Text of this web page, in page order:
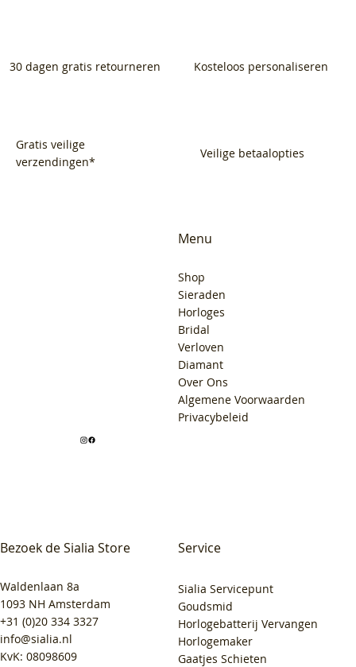
30 dagen gratis retourneren Kosteloos personaliseren
Gratis veilige
verzendingen*
Veilige betaalopties
Bezoek de Sialia Store
Waldenlaan 8a
1093 NH Amsterdam
+31 (0)20 334 3327
info@sialia.nl
KvK: 08098609
Menu
Shop
Sieraden
Horloges
Bridal
Verloven
Diamant
Over Ons
Algemene Voorwaarden
Privacybeleid
Service
Sialia Servicepunt
Goudsmid
Horlogebatterij Vervangen
Horlogemaker
Gaatjes Schieten